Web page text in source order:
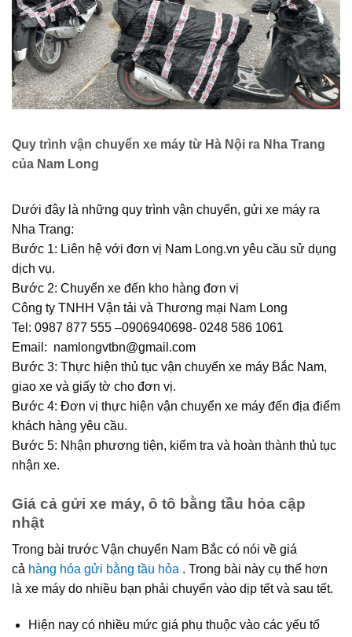
Quy trình vận chuyển xe máy từ Hà Nội ra Nha Trang
của Nam Long
Dưới đây là những quy trình vận chuyển, gửi xe máy ra
Nha Trang:
Bước 1: Liên hệ với đơn vị Nam Long.vn yêu cầu sử dụng
dịch vụ.
Bước 2: Chuyển xe đến kho hàng đơn vị
Công ty TNHH Vận tải và Thương mại Nam Long
Tel: 0987 877 555 –0906940698- 0248 586 1061
Email: namlongvtbn@gmail.com
Bước 3: Thực hiện thủ tục vận chuyển xe máy Bắc Nam,
giao xe và giấy tờ cho đơn vị.
Bước 4: Đơn vị thực hiện vận chuyển xe máy đến địa điểm
khách hàng yêu cầu.
Bước 5: Nhận phương tiện, kiểm tra và hoàn thành thủ tục
nhận xe.
Giá cả gửi xe máy, ô tô bằng tầu hỏa cập
nhật
Trong bài trước Vận chuyển Nam Bắc có nói về giá
cả hàng hóa gửi bằng tầu hỏa . Trong bài này cụ thể hơn
là xe máy do nhiều bạn phải chuyển vào dịp tết và sau tết.
Hiện nay có nhiều mức giá phụ thuộc vào các yếu tố